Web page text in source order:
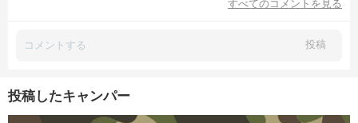
すべてのコメントを見る
投稿
投稿したキャンパー